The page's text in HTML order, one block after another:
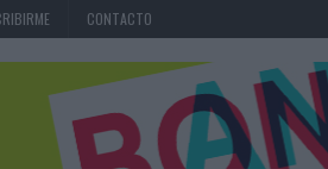
CONTACTO